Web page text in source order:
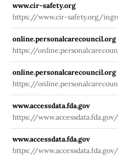
www.cir-safety.org
https://www.cir-safety.org/
online.personalcarecouncil.org
https://
static/online/lists/cir-pdfs/
online.personalcarecouncil.org
https://
static/online/lists/cir-pdfs/
www.accessdata.fda.gov
https://
www.accessdata.fda.gov
https://